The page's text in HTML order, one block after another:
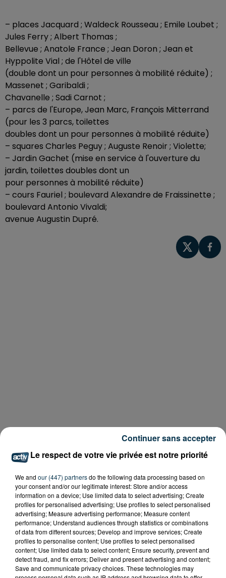
– places Jacquard ; Waldeck Rousseau ; Emile Loubet ;
Jules Ferry ; Albert Thomas ;
Bellevue ; Anatole France ; Jean Doron ; Jean et
Hyppolite Vial ; de l'Hôtel de ville
(double dont un pour personnes à mobilité réduite) ;
Massenet ; Garibaldi ;
Chavanelle ; Sadi Carnot ;
– parcs de l'Europe, Jean Marc, François Mitterrand
(pour les 3 parcs, toilettes
doubles dont un pour personnes à mobilité réduite)
– squares Charles Peguy ; Auguste Renoir ; Violette;
– Jardin Gachet (mise en service à l'ouverture du
jardin, toilettes doubles dont un
pour personnes à mobilité réduite)
– cours Fauriel ; boulevard Alexandre de Fraissinette ;
boulevard Antonio Vivaldi;
avenue Augustin Dupré.
Le respect de votre vie privée est notre priorité
We and our (447) partnersdo the following data processing based on
your consent and/or our legitimate interest: Store and/or access
information on a device; Use limited data to select advertising; Create
profiles for personalised advertising; Use profiles to select personalised
advertising; Measure advertising performance; Measure content
performance; Understand audiences through statistics or combinations
of data from different sources; Develop and improve services; Create
profiles to personalise content; Use profiles to select personalised
content; Use limited data to select content; Ensure security, prevent and
detect fraud, and fix errors; Deliver and present advertising and content;
Save and communicate privacy choices. These technologies may
Continuer sans accepter